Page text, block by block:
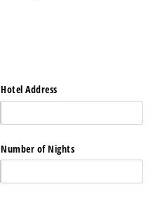
Hotel Address
Number of Nights